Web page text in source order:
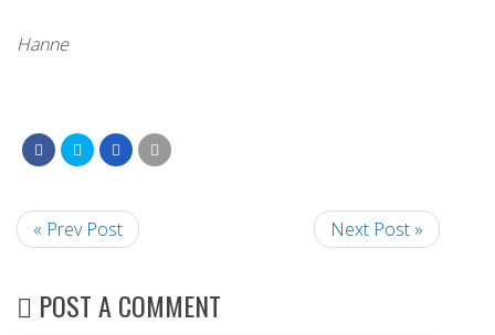
Hanne
« Prev Post Next Post »
POST A COMMENT